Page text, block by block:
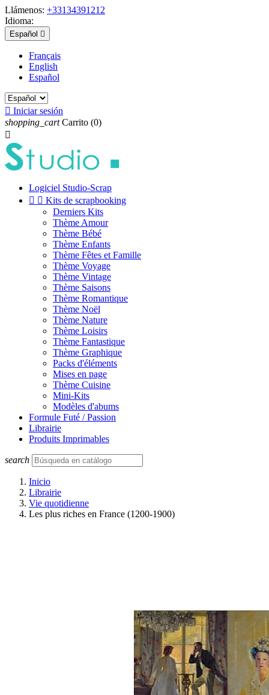
Llámenos: +33134391212
Idioma:
Español 
Français
English
Español
 Iniciar sesión
shopping_cart Carrito (0)

Logiciel Studio-Scrap
  Kits de scrapbooking
Derniers Kits
Thème Amour
Thème Bébé
Thème Enfants
Thème Fêtes et Famille
Thème Voyage
Thème Vintage
Thème Saisons
Thème Romantique
Thème Noël
Thème Nature
Thème Loisirs
Thème Fantastique
Thème Graphique
Packs d'éléments
Mises en page
Thème Cuisine
Mini-Kits
Modèles d'abums
Formule Futé / Passion
Librairie
Produits Imprimables
search
Inicio
Librairie
Vie quotidienne
Les plus riches en France (1200-1900)